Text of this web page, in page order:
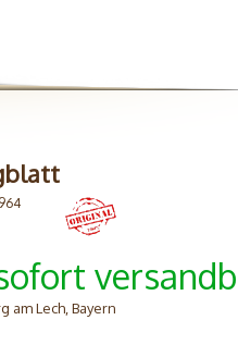
am Lech, Bayern